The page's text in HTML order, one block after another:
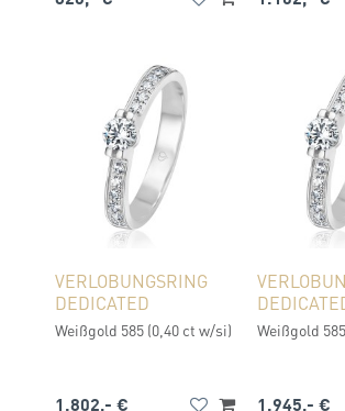
VERLOBUNGSRING
DEDICATED
Weißgold 585 (0,40 ct w/si)
1.802,- €
Weißgold
1.945,- €